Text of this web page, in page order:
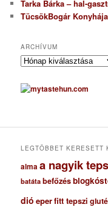
Tarka Bárka – hal-
TücsökBogár Konyhája
ARCHÍVUM
A
c
h
u
LEGTÖBBET KERESETT
almaa nagyik
batáta befőzés
dió eperfitt tepszi